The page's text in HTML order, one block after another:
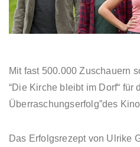
Mit fast 500.000 Zuschauern
“Die Kirche bleibt im Dorf“ für
Überraschungserfolg”des
Das Erfolgsrezept von Ulrike